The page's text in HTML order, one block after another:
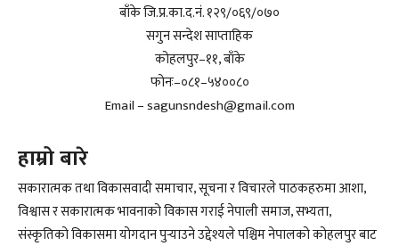
बाँके जि.प्र.का.द.नं. १२९/०६९/०७०
सगुन सन्देश साप्ताहिक
कोहलपुर–११, बाँके
फोनः–०८१–५४००८०
Email – sagunsndesh@gmail.com
हाम्रो बारे
सकारात्मक तथा विकासवादी समाचार, सूचना र विचारले पाठकहरुमा आशा,
विश्वास र सकारात्मक भावनाको विकास गराई नेपाली समाज, सभ्यता,
संस्कृतिको विकासमा योगदान पुर्‍याउने उद्देश्यले पश्चिम नेपालको कोहलपुर बाट